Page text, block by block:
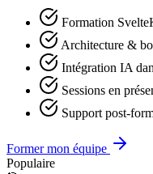
Formation
Architecture &
Intégration IA
Sessions en
Support post-
Former mon équipe
Populaire